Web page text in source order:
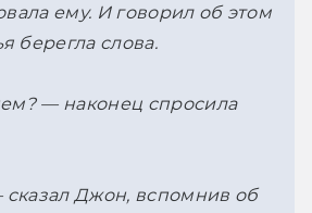
ему. И говорил об этом
берегла слова.
— наконец спросила
Джон, вспомнив об